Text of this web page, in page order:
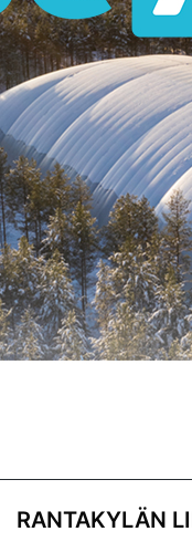
HALLIN
TOIMISTON
RANTAKYLÄN